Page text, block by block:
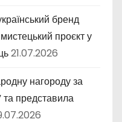
бренд
проєкт у
21.07.2026
нагороду за
та представила